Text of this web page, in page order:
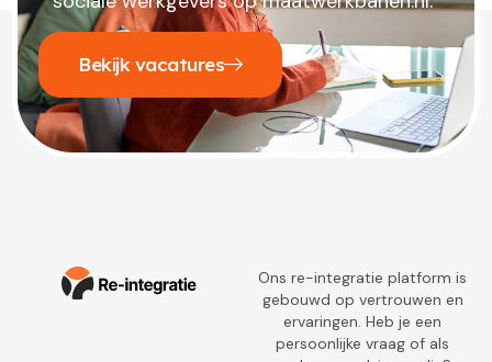
Bekijk vacatures
Ons re-integratie platform is
gebouwd op vertrouwen en
ervaringen. Heb je een
persoonlijke vraag of als